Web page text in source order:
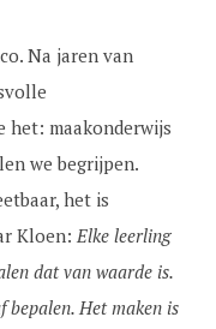
Na jaren van
het: maakonderwijs
we begrijpen.
het is
Kloen: Elke leerling
dat van waarde is.
Het maken is